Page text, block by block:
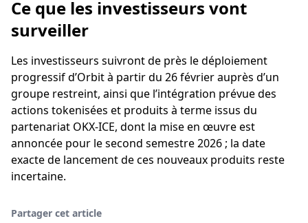
Ce que les investisseurs vont
surveiller
Les investisseurs suivront de près le déploiement
progressif d’Orbit à partir du 26 février auprès d’un
groupe restreint, ainsi que l’intégration prévue des
actions tokenisées et produits à terme issus du
partenariat OKX-ICE, dont la mise en œuvre est
annoncée pour le second semestre 2026 ; la date
exacte de lancement de ces nouveaux produits reste
incertaine.
Partager cet article